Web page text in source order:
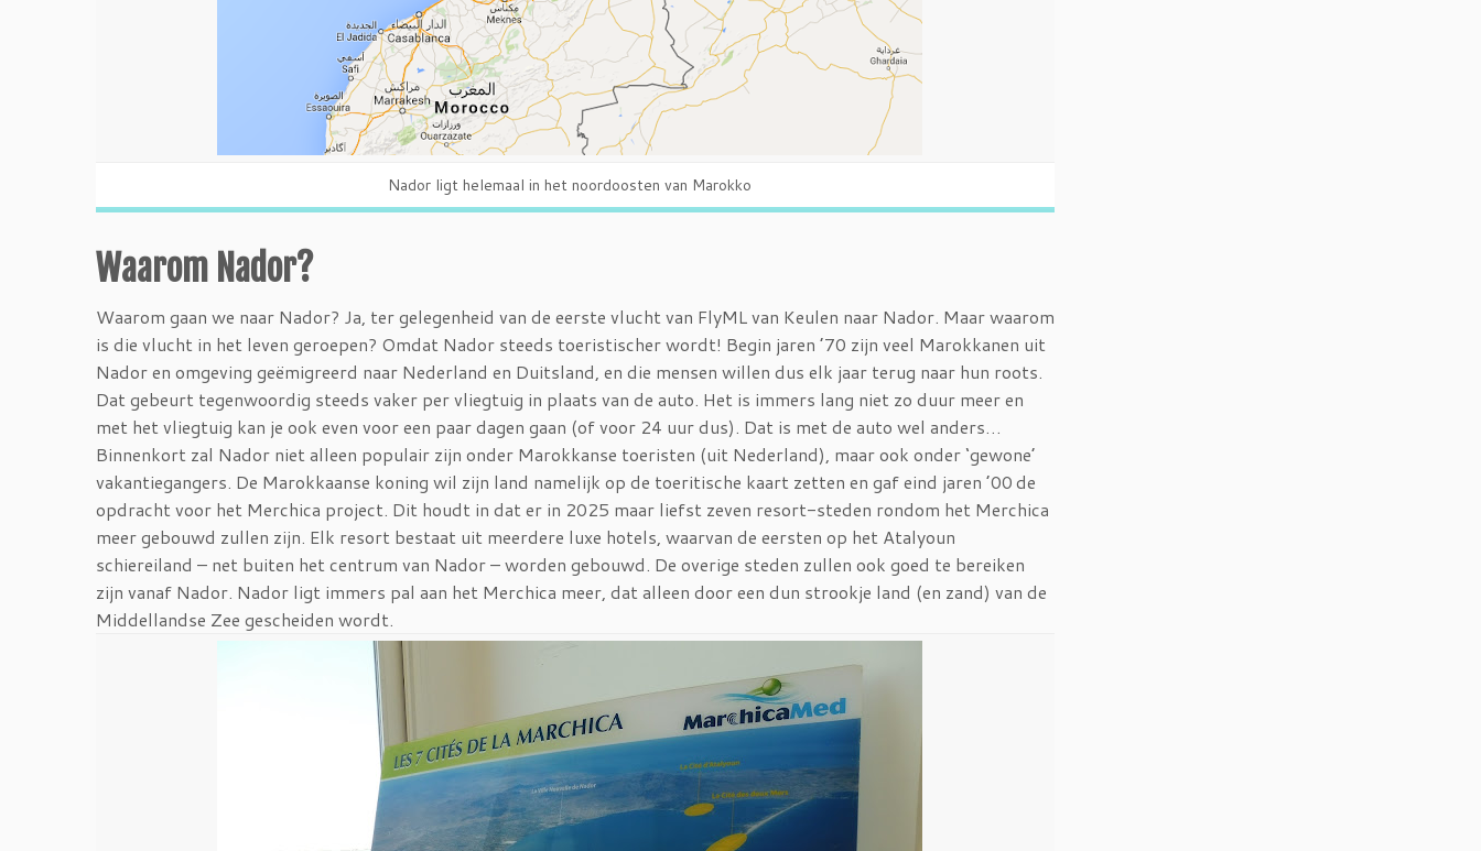
Nador ligt helemaal in het noordoosten van Marokko
Waarom Nador?
Waarom gaan we naar Nador? Ja, ter gelegenheid van de eerste vlucht van FlyML van Keulen naar Nador. Maar waarom
is die vlucht in het leven geroepen? Omdat Nador steeds toeristischer wordt! Begin jaren ’70 zijn veel Marokkanen uit
Nador en omgeving geëmigreerd naar Nederland en Duitsland, en die mensen willen dus elk jaar terug naar hun roots.
Dat gebeurt tegenwoordig steeds vaker per vliegtuig in plaats van de auto. Het is immers lang niet zo duur meer en
met het vliegtuig kan je ook even voor een paar dagen gaan (of voor 24 uur dus). Dat is met de auto wel anders…
Binnenkort zal Nador niet alleen populair zijn onder Marokkanse toeristen (uit Nederland), maar ook onder ‘gewone’
vakantiegangers. De Marokkaanse koning wil zijn land namelijk op de toeritische kaart zetten en gaf eind jaren ’00de
opdracht voor het Merchica project. Dit houdt in dat er in 2025 maar liefst zeven resort-steden rondom het Merchica
meer gebouwd zullen zijn. Elk resort bestaat uit meerdere luxe hotels, waarvan de eersten op het Atalyoun
schiereiland – net buiten het centrum van Nador – worden gebouwd. De overige steden zullen ook goed te bereiken
zijn vanaf Nador. Nador ligt immers pal aan het Merchica meer, dat alleen door een dun strookje land (en zand) van de
Middellandse Zee gescheiden wordt.